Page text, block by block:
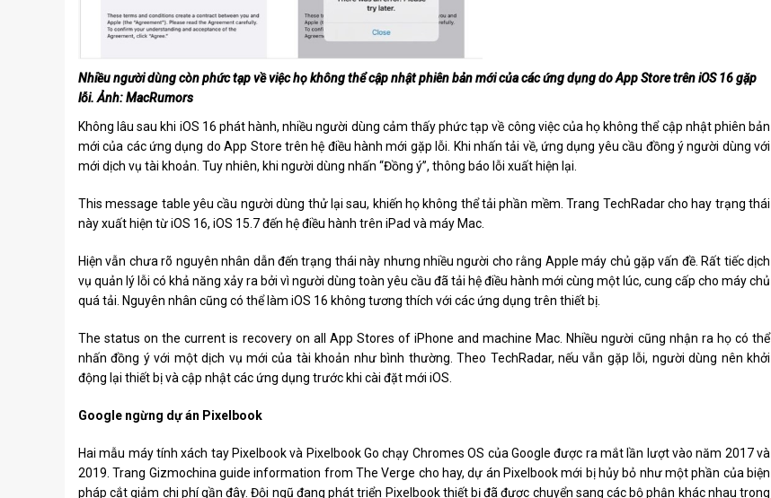
Nhiều người dùng còn phức tạp về việc họ không thể cập nhật phiên bản mới của các ứng dụng do App Store trên iOS 16 gặp
lỗi. Ảnh: MacRumors
Không lâu sau khi iOS 16 phát hành, nhiều người dùng cảm thấy phức tạp về công việc của họ không thể cập nhật phiên bản
mới của các ứng dụng do App Store trên hệ điều hành mới gặp lỗi. Khi nhấn tải về, ứng dụng yêu cầu đồng ý người dùng với
mới dịch vụ tài khoản. Tuy nhiên, khi người dùng nhấn “Đồng ý”, thông báo lỗi xuất hiện lại.
This message table yêu cầu người dùng thử lại sau, khiến họ không thể tải phần mềm. Trang TechRadar cho hay trạng thái
này xuất hiện từ iOS 16, iOS 15.7 đến hệ điều hành trên iPad và máy Mac.
Hiện vẫn chưa rõ nguyên nhân dẫn đến trạng thái này nhưng nhiều người cho rằng Apple máy chủ gặp vấn đề. Rất tiếc dịch
vụ quản lý lỗi có khả năng xảy ra bởi vì người dùng toàn yêu cầu đã tải hệ điều hành mới cùng một lúc, cung cấp cho máy chủ
quá tải. Nguyên nhân cũng có thể làm iOS 16 không tương thích với các ứng dụng trên thiết bị.
The status on the current is recovery on all App Stores of iPhone and machine Mac. Nhiều người cũng nhận ra họ có thể
nhấn đồng ý với một dịch vụ mới của tài khoản như bình thường. Theo TechRadar, nếu vẫn gặp lỗi, người dùng nên khởi
động lại thiết bị và cập nhật các ứng dụng trước khi cài đặt mới iOS.
Google ngừng dự án Pixelbook
Hai mẫu máy tính xách tay Pixelbook và Pixelbook Go chạy Chromes OS của Google được ra mắt lần lượt vào năm 2017 và
2019. Trang Gizmochina guide information from The Verge cho hay, dự án Pixelbook mới bị hủy bỏ như một phần của biện
pháp cắt giảm chi phí gần đây. Đội ngũ đang phát triển Pixelbook thiết bị đã được chuyển sang các bộ phận khác nhau trong